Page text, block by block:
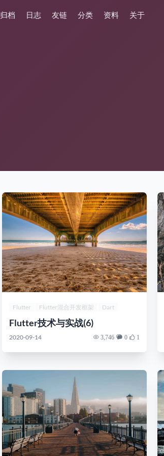
归档 日志 友链 分类 资料 关于
Flutter Flutter混合开发框架 Dart
Flutter技术与实战(6)
2020-09-14 3,746 0 1